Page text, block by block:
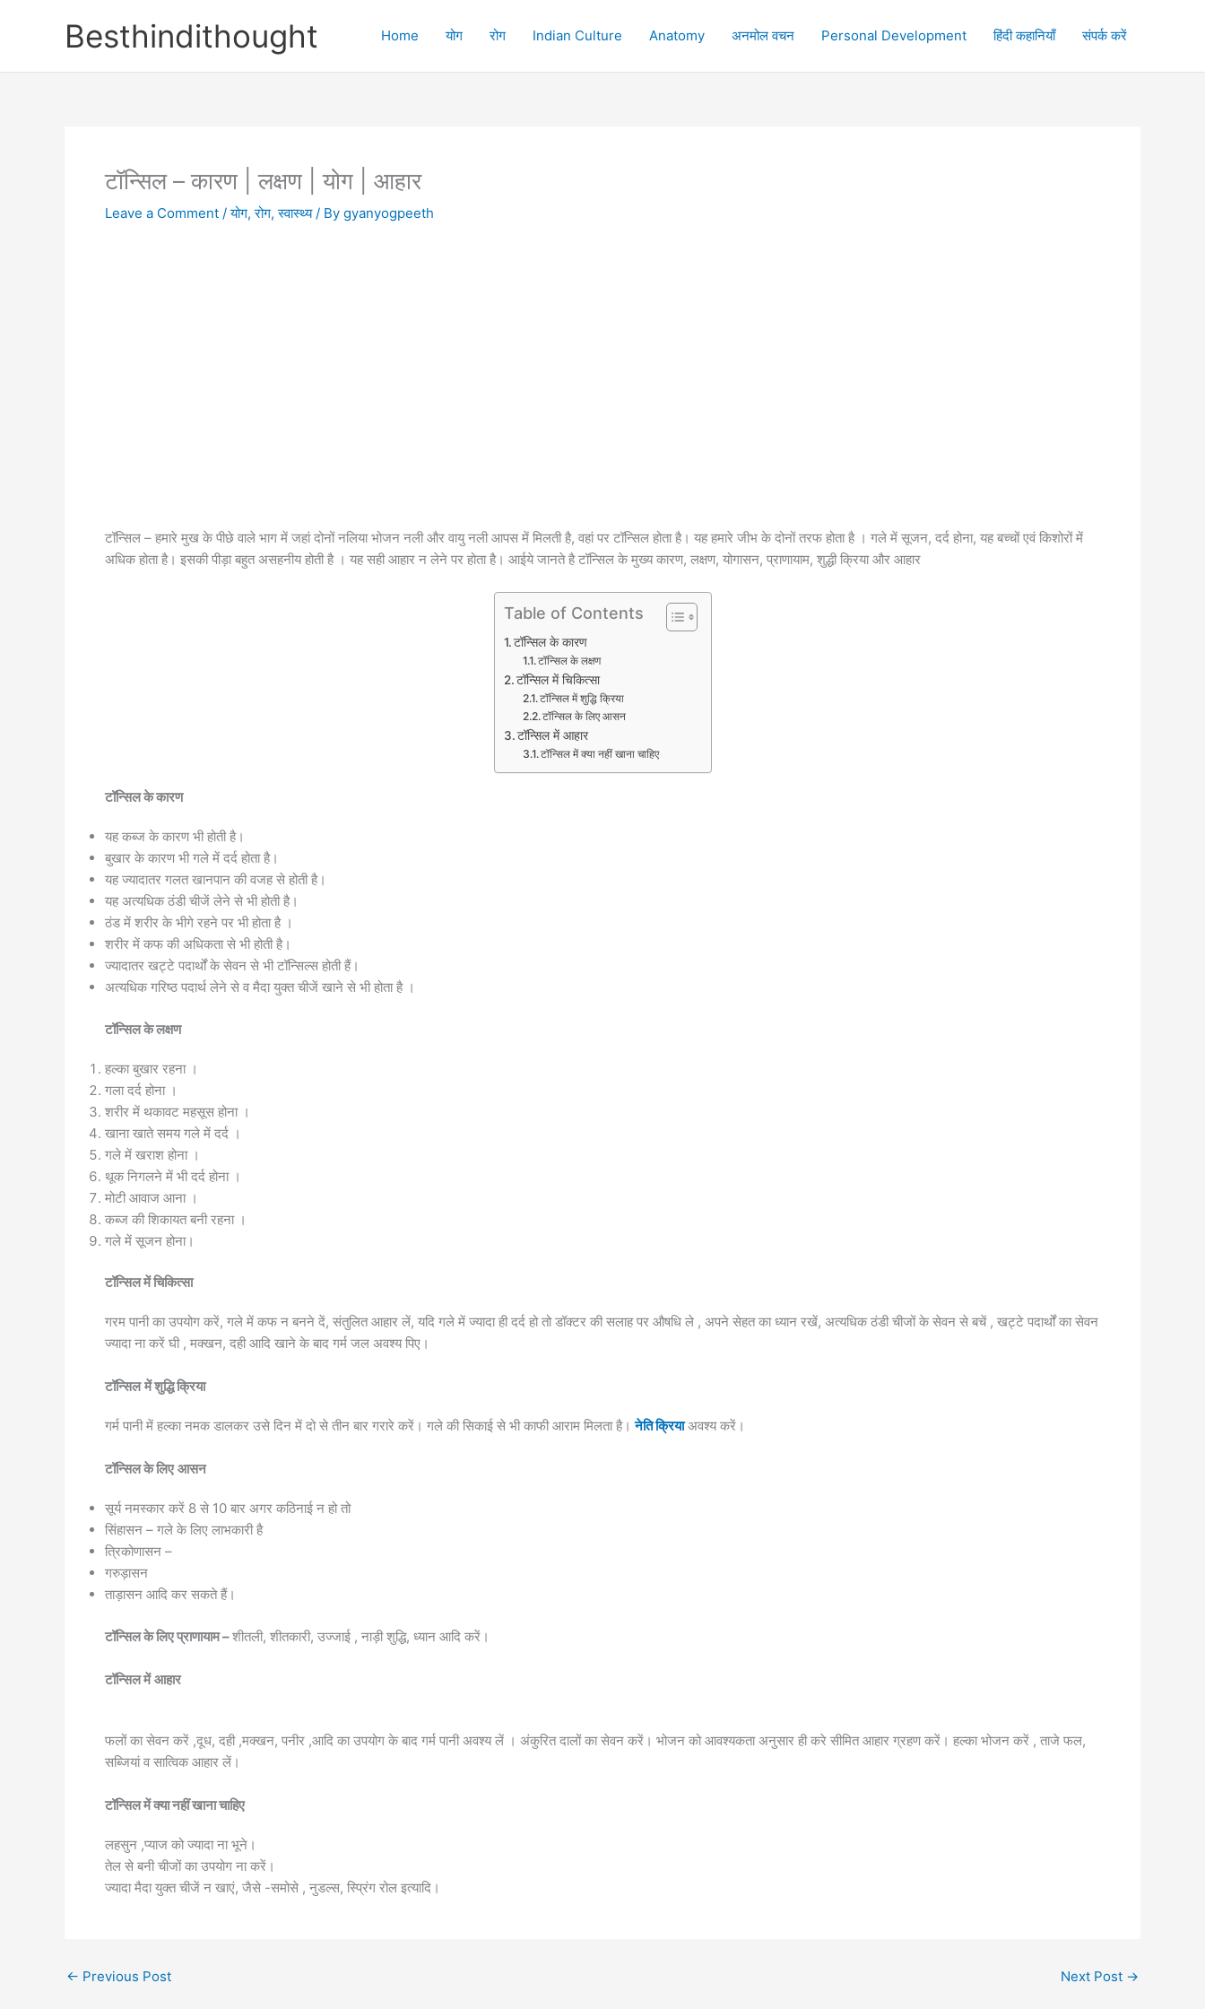
Besthindithought Home योग रोग Indian Culture Anatomy अनमोल वचन Personal Development हिंदी कहानियाँ संपर्क करें
टॉन्सिल – कारण | लक्षण | योग | आहार
Leave a Comment /योग,रोग,स्वास्थ्य/ By gyanyogpeeth
टॉन्सिल – हमारे मुख के पीछे वाले भाग में जहां दोनों नलिया भोजन नली और वायु नली आपस में मिलती है, वहां पर टॉन्सिल होता है। यह हमारे जीभ के दोनों तरफ होता है । गले में सूजन, दर्द होना, यह बच्चों एवं किशोरों में
अधिक होता है। इसकी पीड़ा बहुत असहनीय होती है । यह सही आहार न लेने पर होता है। आईये जानते है टॉन्सिल के मुख्य कारण, लक्षण, योगासन, प्राणायाम, शुद्धी क्रिया और आहार
Table of Contents
टॉन्सिल के कारण
टॉन्सिल के लक्षण
टॉन्सिल में चिकित्सा
टॉन्सिल में शुद्धि क्रिया
टॉन्सिल के लिए आसन
टॉन्सिल में आहार
टॉन्सिल में क्या नहीं खाना चाहिए
टॉन्सिल के कारण
यह कब्ज के कारण भी होती है।
बुखार के कारण भी गले में दर्द होता है।
यह ज्यादातर गलत खानपान की वजह से होती है।
यह अत्यधिक ठंडी चीजें लेने से भी होती है।
ठंड में शरीर के भीगे रहने पर भी होता है ।
शरीर में कफ की अधिकता से भी होती है।
ज्यादातर खट्टे पदार्थों के सेवन से भी टॉन्सिल्स होती हैं।
अत्यधिक गरिष्ठ पदार्थ लेने से व मैदा युक्त चीजें खाने से भी होता है ।
टॉन्सिल के लक्षण
हल्का बुखार रहना ।
गला दर्द होना ।
शरीर में थकावट महसूस होना ।
खाना खाते समय गले में दर्द ।
गले में खराश होना ।
थूक निगलने में भी दर्द होना ।
मोटी आवाज आना ।
कब्ज की शिकायत बनी रहना ।
गले में सूजन होना।
टॉन्सिल में चिकित्सा
गरम पानी का उपयोग करें, गले में कफ न बनने दें, संतुलित आहार लें, यदि गले में ज्यादा ही दर्द हो तो डॉक्टर की सलाह पर औषधि ले , अपने सेहत का ध्यान रखें, अत्यधिक ठंडी चीजों के सेवन से बचें , खट्टे पदार्थों का सेवन
ज्यादा ना करें घी , मक्खन, दही आदि खाने के बाद गर्म जल अवश्य पिए।
टॉन्सिल में शुद्धि क्रिया
गर्म पानी में हल्का नमक डालकर उसे दिन में दो से तीन बार गरारे करें। गले की सिकाई से भी काफी आराम मिलता है।नेति क्रियाअवश्य करें।
टॉन्सिल के लिए आसन
सूर्य नमस्कार करें 8 से 10 बार अगर कठिनाई न हो तो
सिंहासन – गले के लिए लाभकारी है
त्रिकोणासन –
गरुड़ासन
ताड़ासन आदि कर सकते हैं।
टॉन्सिल के लिए प्राणायाम –शीतली, शीतकारी, उज्जाई , नाड़ी शुद्धि, ध्यान आदि करें।
टॉन्सिल में आहार
फलों का सेवन करें ,दूध, दही ,मक्खन, पनीर ,आदि का उपयोग के बाद गर्म पानी अवश्य लें । अंकुरित दालों का सेवन करें। भोजन को आवश्यकता अनुसार ही करे सीमित आहार ग्रहण करें। हल्का भोजन करें , ताजे फल,
सब्जियां व सात्विक आहार लें।
टॉन्सिल में क्या नहीं खाना चाहिए
लहसुन ,प्याज को ज्यादा ना भूने।
तेल से बनी चीजों का उपयोग ना करें।
ज्यादा मैदा युक्त चीजें न खाएं, जैसे -समोसे , नुडल्स, स्प्रिंग रोल इत्यादि।
← Previous Post Next Post →